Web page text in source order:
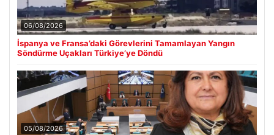
06/08/2026
İspanya ve Fransa’daki Görevlerini Tamamlayan Yangın
Söndürme Uçakları Türkiye’ye Döndü
05/08/2026